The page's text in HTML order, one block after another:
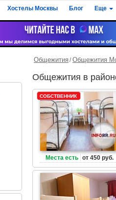
Хостелы Москвы Блог Еще
Общежития Общежития
Общежития в
СОБСТВЕННИК
Места есть от 450 руб.